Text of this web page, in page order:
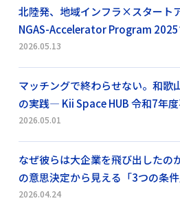
北陸発、地域インフラ×スタート
NGAS-Accelerator Program
2026.05.13
マッチングで終わらせない。和歌
の実践― Kii Space HUB 令和7年
2026.05.01
なぜ彼らは大企業を飛び出したの
の意思決定から見える「3つの条件
2026.04.24